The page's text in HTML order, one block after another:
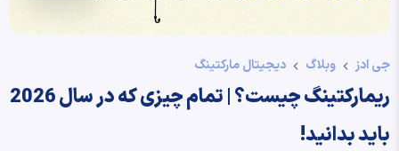
جی ادز وبلاگ دیجیتال مارکتینگ
ریمارکتینگ چیست؟ | تمام چیزی که در سال 2026
باید بدانید!